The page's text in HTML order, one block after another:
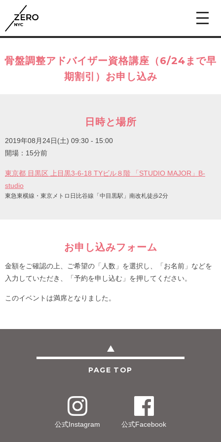
骨盤調整アドバイザー資格講座（6/24まで早
期割引）お申し込み
日時と場所
2019年08月24日(土) 09:30 - 15:00
開場：15分前
東京都 目黒区 上目黒3-6-18 TYビル８階 「STUDIO MAJOR」B-
studio
東急東横線・東京メトロ日比谷線「中目黒駅」南改札徒歩2分
お申し込みフォーム
金額をご確認の上、ご希望の「人数」を選択し、「お名前」などを
入力していただき、「予約を申し込む」を押してください。
このイベントは満席となりました。
PAGE TOP
公式Instagram 公式Facebook